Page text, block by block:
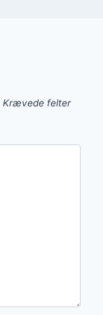
Krævede felter